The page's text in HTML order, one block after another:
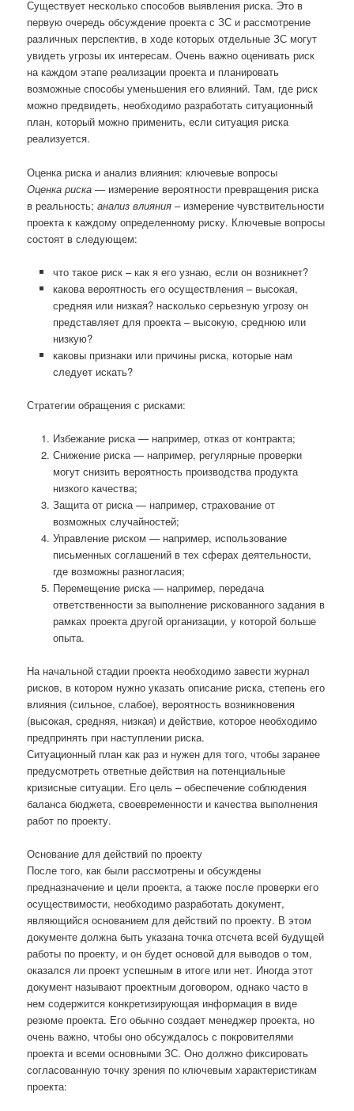
Существует несколько способов выявления риска. Это в
первую очередь обсуждение проекта с ЗС и рассмотрение
различных перспектив, в ходе которых отдельные ЗС могут
увидеть угрозы их интересам. Очень важно оценивать риск
на каждом этапе реализации проекта и планировать
возможные способы уменьшения его влияний. Там, где риск
можно предвидеть, необходимо разработать ситуационный
план, который можно применить, если ситуация риска
реализуется.
Оценка риска и анализ влияния: ключевые вопросы
Оценка риска — измерение вероятности превращения риска
в реальность;анализ влияния – измерение чувствительности
проекта к каждому определенному риску. Ключевые вопросы
состоят в следующем:
что такое риск – как я его узнаю, если он возникнет?
какова вероятность его осуществления – высокая,
средняя или низкая? насколько серьезную угрозу он
представляет для проекта – высокую, среднюю или
низкую?
каковы признаки или причины риска, которые нам
следует искать?
Стратегии обращения с рисками:
Избежание риска — например, отказ от контракта;
Снижение риска — например, регулярные проверки
могут снизить вероятность производства продукта
низкого качества;
Защита от риска — например, страхование от
возможных случайностей;
Управление риском — например, использование
письменных соглашений в тех сферах деятельности,
где возможны разногласия;
Перемещение риска — например, передача
ответственности за выполнение рискованного задания в
рамках проекта другой организации, у которой больше
опыта.
На начальной стадии проекта необходимо завести журнал
рисков, в котором нужно указать описание риска, степень его
влияния (сильное, слабое), вероятность возникновения
(высокая, средняя, низкая) и действие, которое необходимо
предпринять при наступлении риска.
Ситуационный план как раз и нужен для того, чтобы заранее
предусмотреть ответные действия на потенциальные
кризисные ситуации. Его цель – обеспечение соблюдения
баланса бюджета, своевременности и качества выполнения
работ по проекту.
Основание для действий по проекту
После того, как были рассмотрены и обсуждены
предназначение и цели проекта, а также после проверки его
осуществимости, необходимо разработать документ,
являющийся основанием для действий по проекту. В этом
документе должна быть указана точка отсчета всей будущей
работы по проекту, и он будет основой для выводов о том,
оказался ли проект успешным в итоге или нет. Иногда этот
документ называют проектным договором, однако часто в
нем содержится конкретизирующая информация в виде
резюме проекта. Его обычно создает менеджер проекта, но
очень важно, чтобы оно обсуждалось с покровителями
проекта и всеми основными ЗС. Оно должно фиксировать
согласованную точку зрения по ключевым характеристикам
проекта: